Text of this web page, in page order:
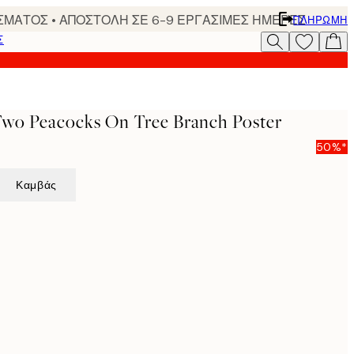
• ΑΠΟΣΤΟΛΗ ΣΕ 6-9 ΕΡΓΑΣΙΜΕΣ ΗΜΕΡΕΣΠΛΗΡΩΜΉ
Peacocks On Tree Branch Poster
50%*
Καμβάς